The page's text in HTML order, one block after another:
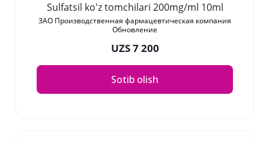
Sulfatsil ko'z tomchilari 200mg/ml 10ml
ЗАО Производственная фармацевтическая компания
Обновление
UZS 7 200
Sotib olish